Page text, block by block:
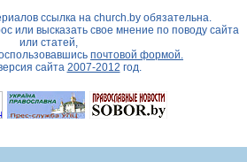
ссылка на church.byобязательна.
или высказать свое мнение по поводу сайта
или статей,
почтовой формой.
сайта 2007-2012 год.